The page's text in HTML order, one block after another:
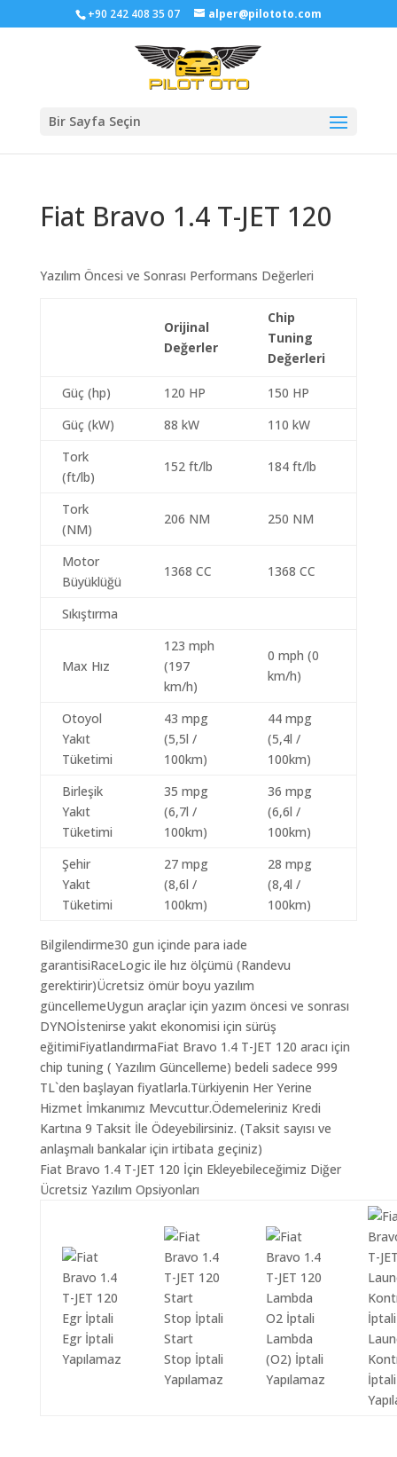
+90 242 408 35 07 alper@pilototo.com
Bir Sayfa Seçin
Fiat Bravo 1.4 T-JET 120
Yazılım Öncesi ve Sonrası Performans Değerleri
Orijinal
Değerler
Chip
Tuning
Değerleri
Güç (hp) 120 HP
150 HP
Güç (kW)
88 kW
110 kW
Tork
(ft/lb)
152 ft/lb 184 ft/lb
Tork
(NM)
206 NM 250 NM
Motor
Büyüklüğü
1368 CC 1368 CC
Sıkıştırma
Max Hız
123 mph
(197
km/h)
0 mph (0
km/h)
Otoyol
Yakıt
Tüketimi
43 mpg
(5,5l /
100km)
44 mpg
(5,4l /
100km)
Birleşik
Yakıt
Tüketimi
35 mpg
(6,7l /
100km)
36 mpg
(6,6l /
100km)
Şehir
Yakıt
Tüketimi
27 mpg
(8,6l /
100km)
28 mpg
(8,4l /
100km)
Bilgilendirme30 gun içinde para iade
garantisiRaceLogic ile hız ölçümü (Randevu
gerektirir)Ücretsiz ömür boyu yazılım
güncellemeUygun araçlar için yazım öncesi ve sonrası
DYNOİstenirse yakıt ekonomisi için sürüş
eğitimiFiyatlandırmaFiat Bravo 1.4 T-JET 120 aracı için
chip tuning ( Yazılım Güncelleme) bedeli sadece 999
TL`den başlayan fiyatlarla.Türkiyenin Her Yerine
Hizmet İmkanımız Mevcuttur.Ödemeleriniz Kredi
Kartına 9 Taksit İle Ödeyebilirsiniz. (Taksit sayısı ve
anlaşmalı bankalar için irtibata geçiniz)
Fiat Bravo 1.4 T-JET 120 İçin Ekleyebileceğimiz Diğer
Ücretsiz Yazılım Opsiyonları
Egr İptali
Yapılamaz
Start
Stop İptali
Yapılamaz
Lambda
(O2) İptali
Yapılamaz
İptali